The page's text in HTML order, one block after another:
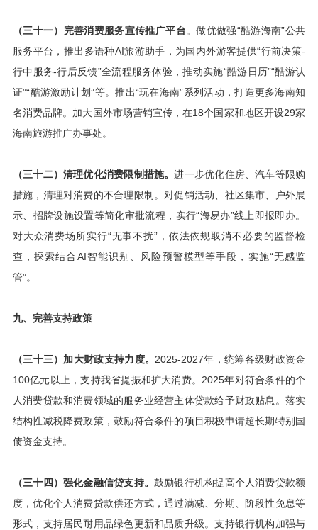
（三十一）完善消费服务宣传推广平台。做优做强“酷游海南”公共
服务平台，推出多语种AI旅游助手，为国内外游客提供“行前决策-
行中服务-行后反馈”全流程服务体验，推动实施“酷游日历”“酷游认
证”“酷游激励计划”等。推出“玩在海南”系列活动，打造更多海南知
名消费品牌。加大国外市场营销宣传，在18个国家和地区开设29家
海南旅游推广办事处。
（三十二）清理优化消费限制措施。进一步优化住房、汽车等限购
措施，清理对消费的不合理限制。对促销活动、社区集市、户外展
示、招牌设施设置等简化审批流程，实行“海易办”线上即报即办。
对大众消费场所实行“无事不扰”，依法依规取消不必要的监督检
查，探索结合AI智能识别、风险预警模型等手段，实施“无感监
管”。
九、完善支持政策
（三十三）加大财政支持力度。 2025-2027年，统筹各级财政资金
100亿元以上，支持我省提振和扩大消费。2025年对符合条件的个
人消费贷款和消费领域的服务业经营主体贷款给予财政贴息。落实
结构性减税降费政策，鼓励符合条件的项目积极申请超长期特别国
债资金支持。
（三十四）强化金融信贷支持。 鼓励银行机构提高个人消费贷款额
度，优化个人消费贷款偿还方式，通过满减、分期、阶段性免息等
形式，支持居民耐用品绿色更新和品质升级。支持银行机构加强与